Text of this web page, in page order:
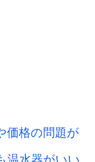
価格の問題が
温水器がいい